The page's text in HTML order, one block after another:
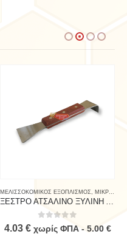
ΜΕΛΙΣΣΟΚΟΜΙΚΟΣ ΕΞΟΠΛΙΣΜΟΣ ΜΙΚΡΟΕΡΓΑΛΕΙΑ
out of 5
4.03 € χωρίς ΦΠΑ - 5.00 €